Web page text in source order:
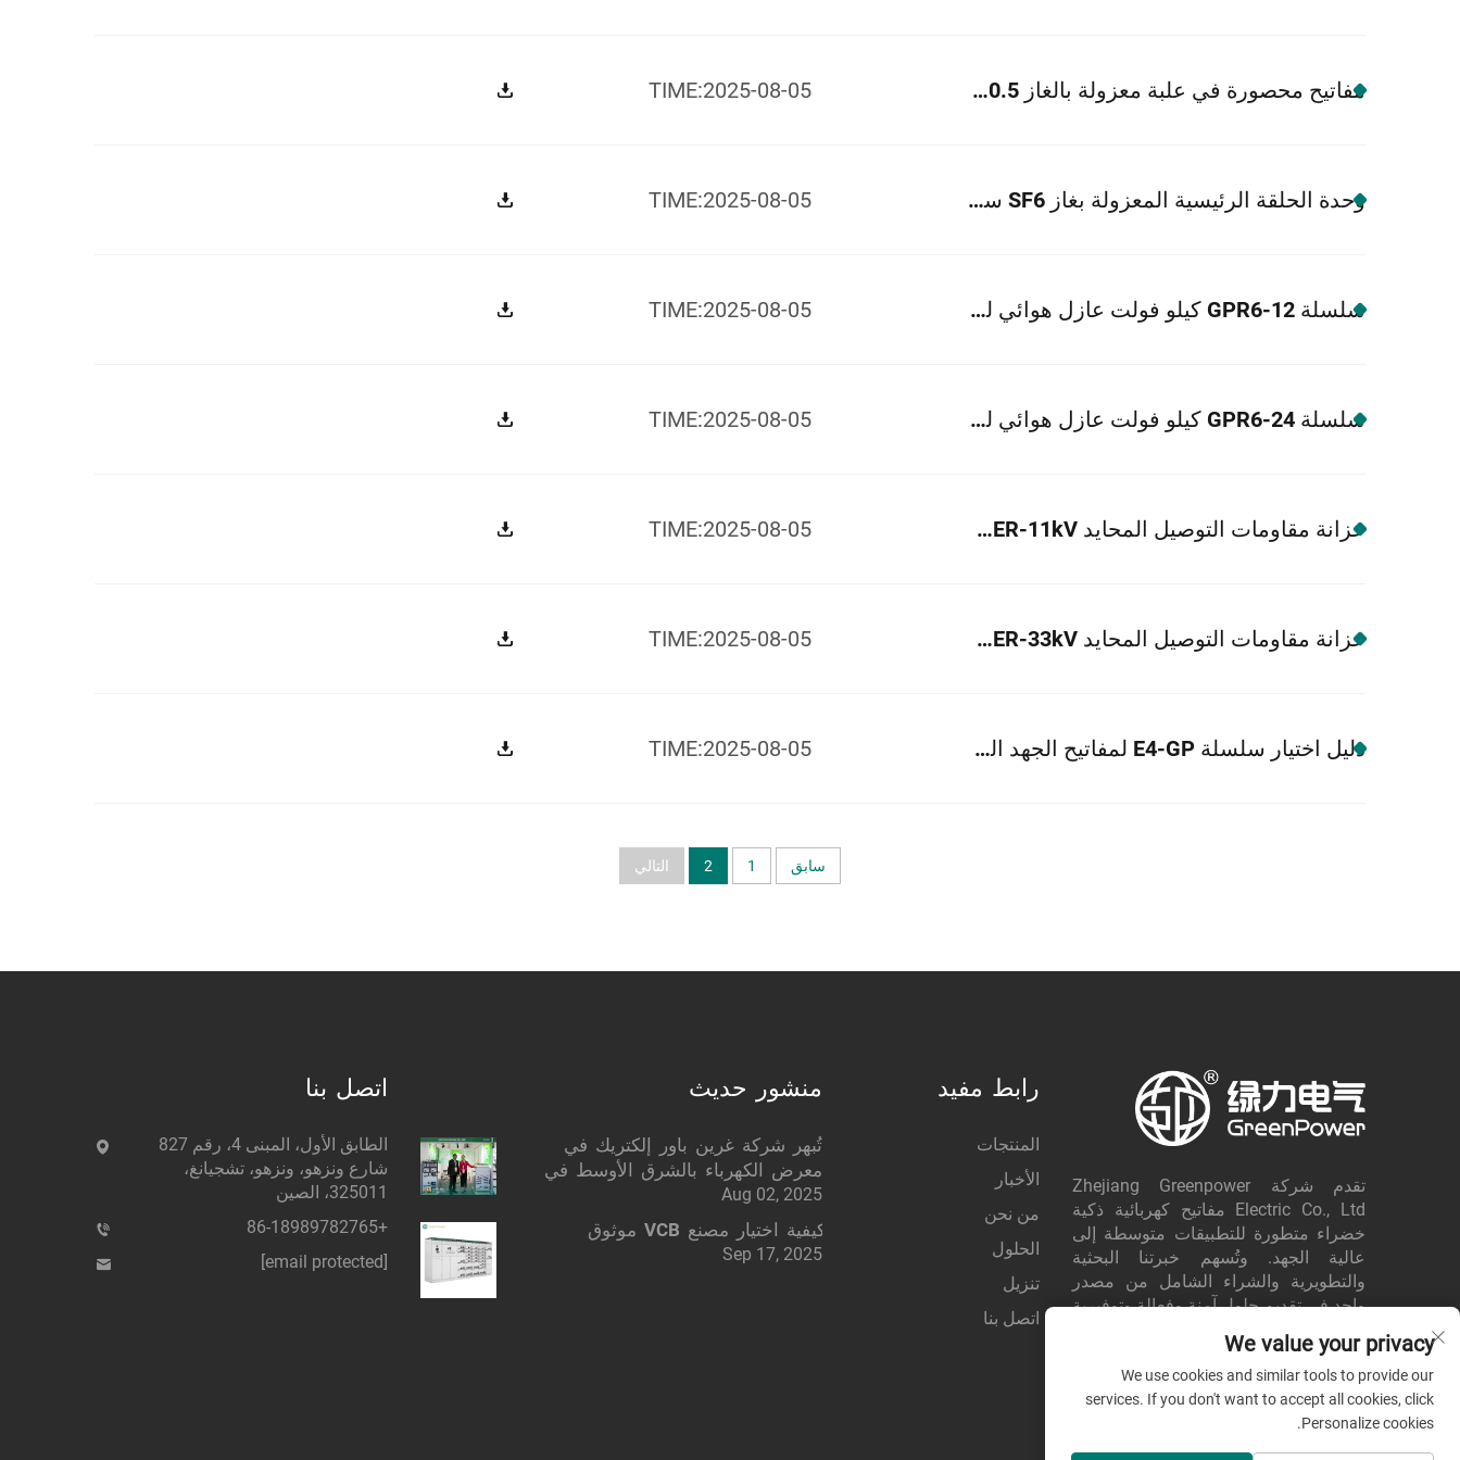
مفاتيح محصورة في علبة معزولة بالغاز 40.5 كيلو فولت سلسلة GPR1 TIME:2025-08-05
وحدة الحلقة الرئيسية المعزولة بغاز SF6 سلسلة GPR2 TIME:2025-08-05
سلسلة GPR6-12 كيلو فولت عازل هوائي لمفاتيح الدائرة TIME:2025-08-05
سلسلة GPR6-24 كيلو فولت عازل هوائي لمفاتيح الدائرة TIME:2025-08-05
خزانة مقاومات التوصيل المحايد GP-NER-11kV TIME:2025-08-05
خزانة مقاومات التوصيل المحايد GP-NER-33kV TIME:2025-08-05
دليل اختيار سلسلة E4-GP لمفاتيح الجهد العالي الداخلية TIME:2025-08-05
سابق 1
2 التالي
تقدم شركة Zhejiang Greenpower
Electric Co., Ltd مفاتيح كهربائية ذكية
خضراء متطورة للتطبيقات متوسطة إلى
عالية الجهد. وتُسهم خبرتنا البحثية
والتطويرية والشراء الشامل من مصدر
واحد في تقديم حلول آمنة وفعالة وتوفيرية
للطاقة، ويتم الاعتماد عليها من قبل عملاء
عالميين. اطلب عرض سعر اليوم.
رابط مفيد
المنتجات
الأخبار
من نحن
الحلول
تنزيل
اتصل بنا
منشور حديث
تُبهر شركة غرين باور إلكتريك في
معرض الكهرباء بالشرق الأوسط في
دبي: حلول كهربائية ذكية
Aug 02, 2025
كيفية اختيار مصنع VCB موثوق
Sep 17, 2025
اتصل بنا
الطابق الأول، المبنى 4، رقم 827
شارع ونزهو، ونزهو، تشجيانغ،
325011، الصين
+86-18989782765
[email protected]
We value your privacy
We use cookies and similar tools to provide our
services. If you don't want to accept all cookies, click
Personalize cookies.